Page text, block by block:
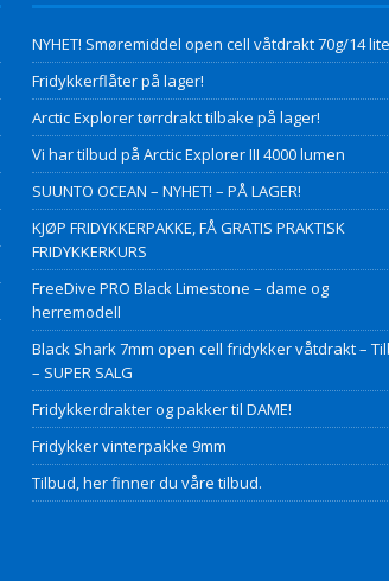
NYHET! Smøremiddel open cell våtdrakt 70g/14
Fridykkerflåter på lager!
Arctic Explorer tørrdrakt tilbake på lager!
Vi har tilbud på Arctic Explorer III 4000 lumen
SUUNTO OCEAN – NYHET! – PÅ LAGER!
KJØP FRIDYKKERPAKKE, FÅ GRATIS PRAKTISK
FRIDYKKERKURS
FreeDive PRO Black Limestone – dame og
herremodell
Black Shark 7mm open cell fridykker våtdrakt –
– SUPER SALG
Fridykkerdrakter og pakker til DAME!
Fridykker vinterpakke 9mm
Tilbud, her finner du våre tilbud.